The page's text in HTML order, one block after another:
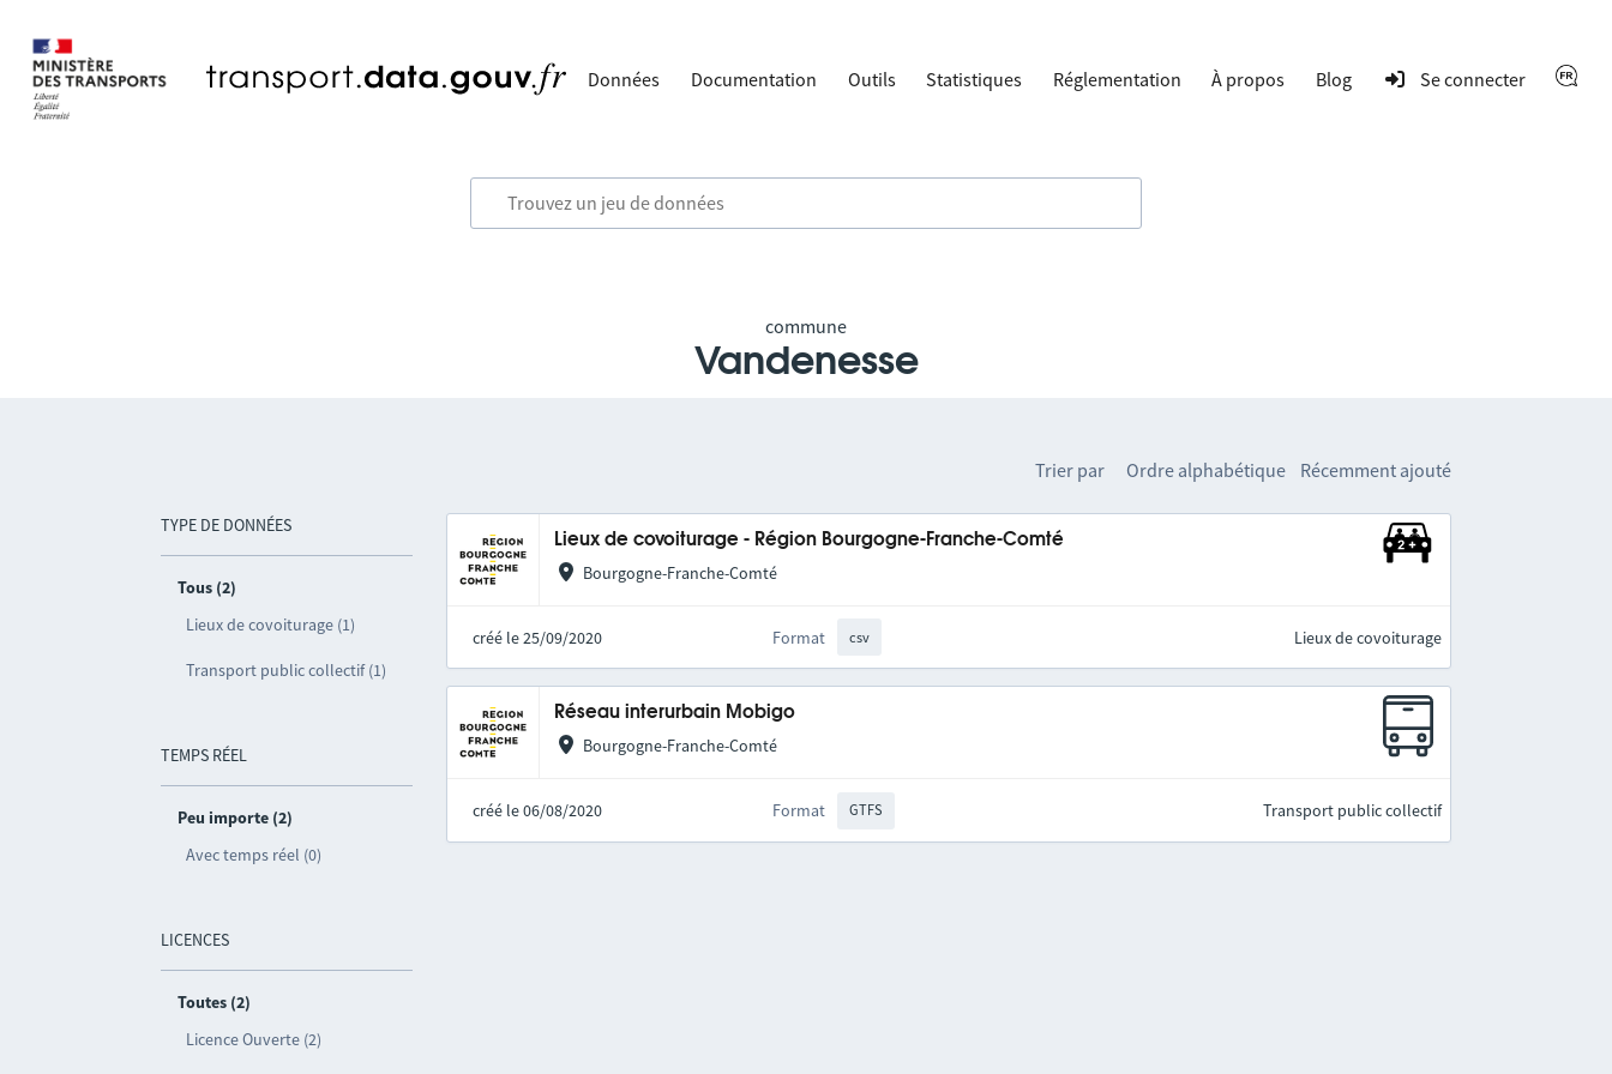
Données Documentation Outils Statistiques Réglementation À propos Blog Se connecter
commune
Vandenesse
TYPE DE DONNÉES
Tous (2)
Lieux de covoiturage (1)
Transport public collectif (1)
TEMPS RÉEL
Peu importe (2)
Avec temps réel (0)
LICENCES
Toutes (2)
Licence Ouverte (2)
Trier par Ordre alphabétique Récemment ajouté
Lieux de covoiturage - Région Bourgogne-Franche-Comté
Bourgogne-Franche-Comté
créé le 25/09/2020 Format csv Lieux de covoiturage
Réseau interurbain Mobigo
Bourgogne-Franche-Comté
créé le 06/08/2020 Format GTFS Transport public collectif